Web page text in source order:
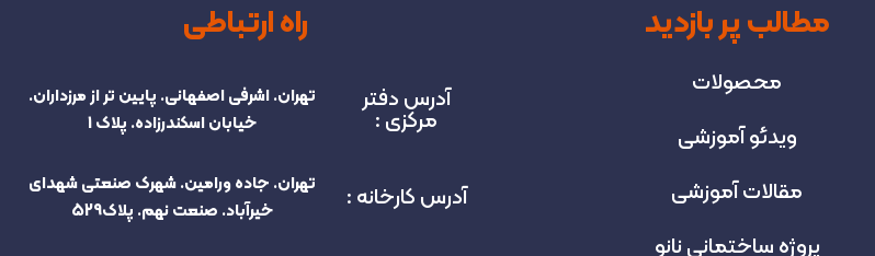
مطالب پر بازدید
محصولات
ویدئو آموزشی
مقالات آموزشی
پروژه‌ ساختمانی نانو
راه ارتباطی
آدرس دفتر
مرکزی :
تهران. اشرفی اصفهانی. پایین تر از مرزداران.
خیابان اسکندرزاده. پلاک 1
آدرس کارخانه :
تهران. جاده ورامین. شهرک صنعتی شهدای
خیرآباد. صنعت نهم. پلاک529